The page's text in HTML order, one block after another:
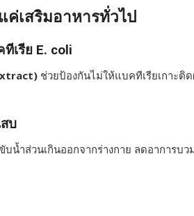
ค่เสริมอาหารทั่วไป
เรีย E. coli
ช่วยป้องกันไม่ให้แบคทีเรียเกาะติด
บ
น้ำส่วนเกินออกจากร่างกาย ลดอาการบว